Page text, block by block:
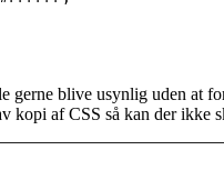
gerne blive usynlig uden at
kopi af CSS så kan der ikke